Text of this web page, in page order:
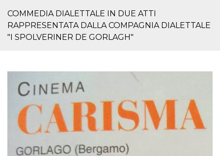
COMMEDIA DIALETTALE IN DUE ATTI
RAPPRESENTATA DALLA COMPAGNIA DIALETTALE
"I SPOLVERINER DE GORLAGH"